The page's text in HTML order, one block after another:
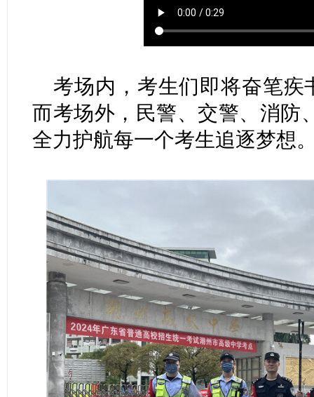
考场内，考生们即将奋笔疾
而考场外，民警、交警、消防
全力护航每一个考生追逐梦想